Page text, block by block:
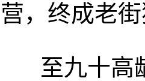
营，终成老
至九十高